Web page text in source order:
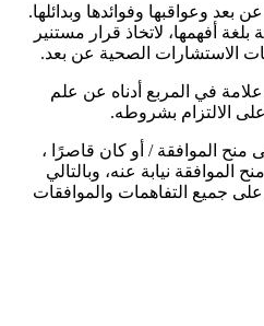
بعد وعواقبها وفوائدها وبدائلها.
أفهمها، لاتخاذ قرار مستنير
الاستشارات الصحية عن بعد.
في المربع أدناه عن علم
الالتزام بشروطه.
الموافقة / أو كان قاصرًا ،
الموافقة نيابة عنه، وبالتالي
جميع التفاهمات والموافقات